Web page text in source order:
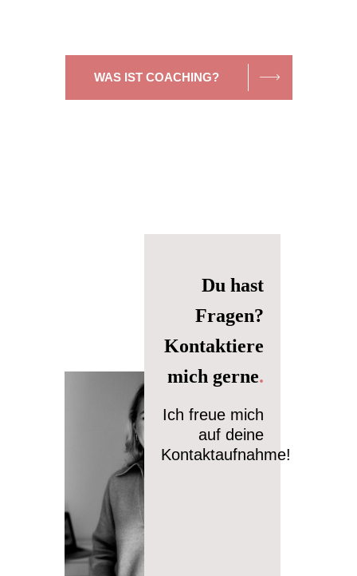
WAS IST COACHING?
Du hast
Fragen?
Kontaktiere
mich gerne.
Ich freue mich
auf deine
Kontaktaufnahme!